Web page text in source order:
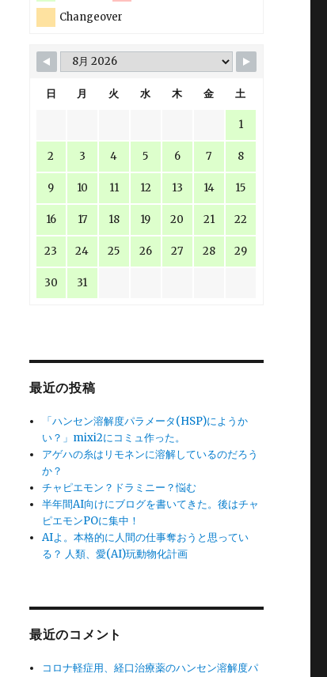
Changeover
日 月 火 水 木 金 土
1
2 3 4 5 6 7 8
9 10 11 12 13 14 15
16 17 18 19 20 21 22
23 24 25 26 27 28 29
30 31
最近の投稿
「ハンセン溶解度パラメータ(HSP)にようか
い？」mixi2にコミュ作った。
アゲハの糸はリモネンに溶解しているのだろう
か？
チャピエモン？ドラミニー？悩む
半年間AI向けにブログを書いてきた。後はチャ
ピエモンPOに集中！
AIよ。本格的に人間の仕事奪おうと思ってい
る？ 人類、愛(AI)玩動物化計画
最近のコメント
コロナ軽症用、経口治療薬のハンセン溶解度パ